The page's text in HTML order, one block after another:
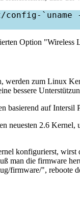
config-
Option
werden zum Linux
bessere
auf
neuesten 2.6
konfigurierst,
man die firmware
firmware/", reboote